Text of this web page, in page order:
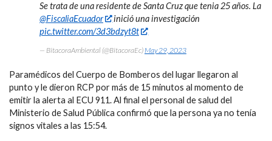
Se trata de una residente de Santa Cruz que tenia 25 años. La
@FiscaliaEcuador
inició una investigación
pic.twitter.com/3d3bdzyt8t
— BitacoraAmbiental (@BitacoraEc)May 29, 2023
Paramédicos del Cuerpo de Bomberos del lugar llegaron al
punto y le dieron RCP por más de 15 minutos al momento de
emitir la alerta al ECU 911. Al final el personal de salud del
Ministerio de Salud Pública confirmó que la persona ya no tenía
signos vitales a las 15:54.